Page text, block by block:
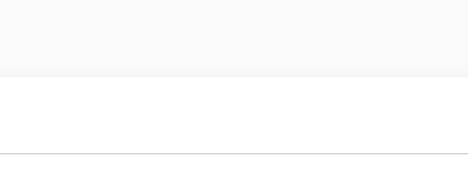
erfreuen sich großer Beliebtheit. Bei Wasgau
Wochenangeboten hervorgehoben. Diese